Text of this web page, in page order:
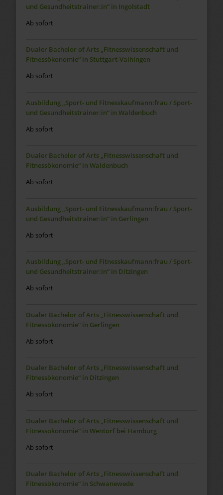
und Gesundheitstrainer:in“ in Ingolstadt
Ab sofort
Dualer Bachelor of Arts „Fitnesswissenschaft und
Fitnessökonomie“ in Stuttgart-Vaihingen
Ab sofort
Ausbildung „Sport- und Fitnesskaufmann:frau / Sport-
und Gesundheitstrainer:in“ in Waldenbuch
Ab sofort
Dualer Bachelor of Arts „Fitnesswissenschaft und
Fitnessökonomie“ in Waldenbuch
Ab sofort
Ausbildung „Sport- und Fitnesskaufmann:frau / Sport-
und Gesundheitstrainer:in“ in Gerlingen
Ab sofort
Ausbildung „Sport- und Fitnesskaufmann:frau / Sport-
und Gesundheitstrainer:in“ in Ditzingen
Ab sofort
Dualer Bachelor of Arts „Fitnesswissenschaft und
Fitnessökonomie“ in Gerlingen
Ab sofort
Dualer Bachelor of Arts „Fitnesswissenschaft und
Fitnessökonomie“ in Ditzingen
Ab sofort
Dualer Bachelor of Arts „Fitnesswissenschaft und
Fitnessökonomie“ in Wentorf bei Hamburg
Ab sofort
Dualer Bachelor of Arts „Fitnesswissenschaft und
Fitnessökonomie“ in Schwanewede